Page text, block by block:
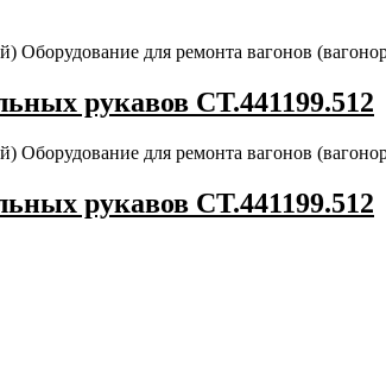
Оборудование для ремонта вагонов
рукавов СТ.441199.512
Оборудование для ремонта вагонов
рукавов СТ.441199.512